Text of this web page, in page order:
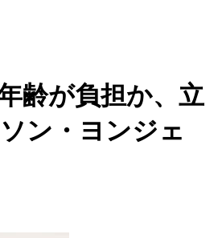
齢が負担か、立
ン・ヨンジェ